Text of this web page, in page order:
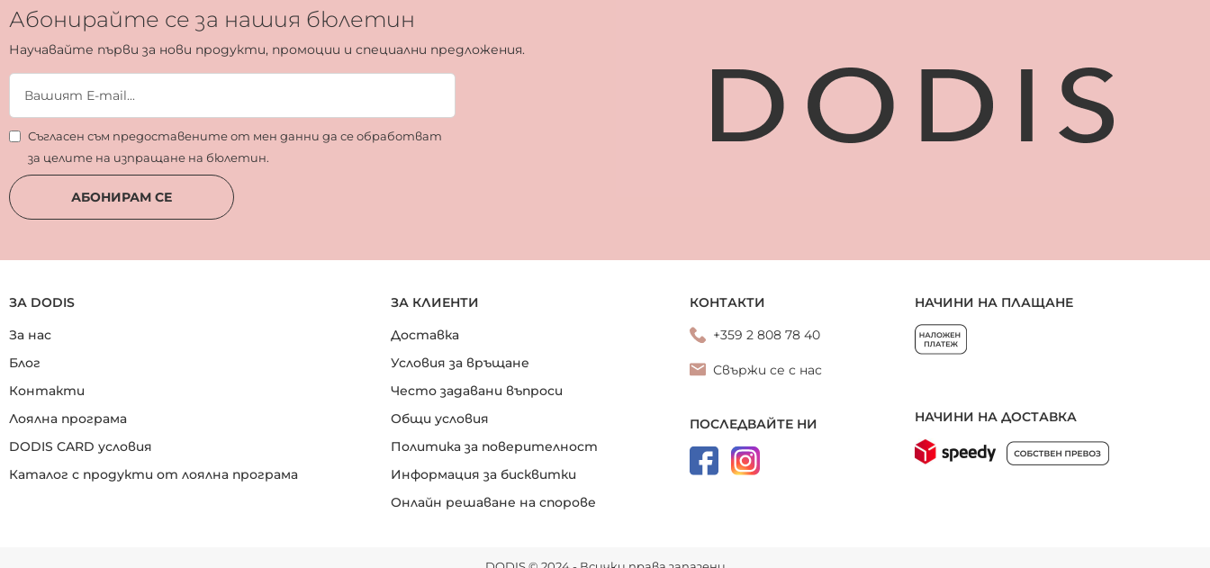
Абонирайте се за нашия бюлетин
Научавайте първи за нови продукти, промоции и специални предложения.
Съгласен съм предоставените от мен данни да се обработват
за целите на изпращане на бюлетин.
АБОНИРАМ СЕ
ЗА DODIS
За нас
Блог
Контакти
Лоялна програма
DODIS CARD условия
Каталог с продукти от лоялна програма
ЗА КЛИЕНТИ
Доставка
Условия за връщане
Често задавани въпроси
Общи условия
Политика за поверителност
Информация за бисквитки
Онлайн решаване на спорове
КОНТАКТИ
+359 2 808 78 40
Свържи се с нас
ПОСЛЕДВАЙТЕ НИ
НАЧИНИ НА ПЛАЩАНЕ
НАЧИНИ НА ДОСТАВКА